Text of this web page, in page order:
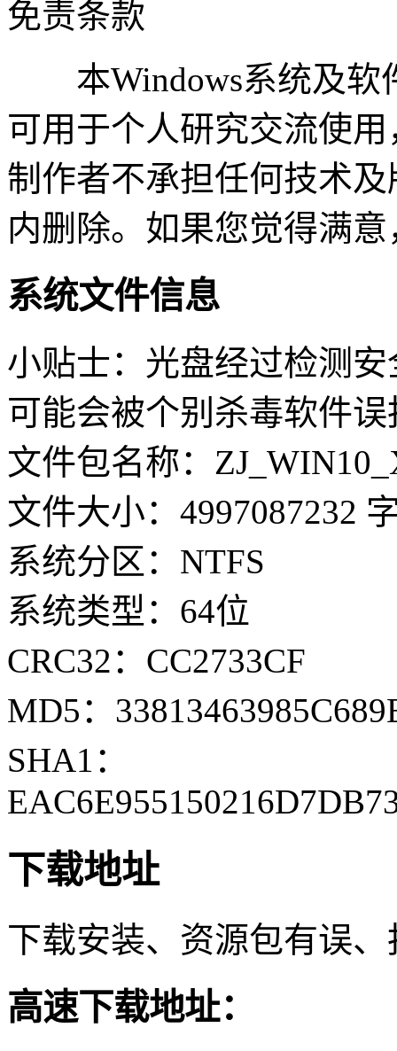
免责条款
本Windows系统及软
可用于个人研究交流使
制作者不承担任何技术
内删除。如果您觉得满
系统文件信息
小贴士：光盘经过检测
可能会被个别杀毒软件
文件包名称：
文件大小：4997087232
系统分区：NTFS
系统类型：64位
CRC32：CC2733CF
MD5：
SHA1：
下载地址
下载安装、资源包有误
高速下载地址：